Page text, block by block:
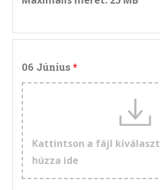
06 Június
Kattintson a fájl
húzza ide